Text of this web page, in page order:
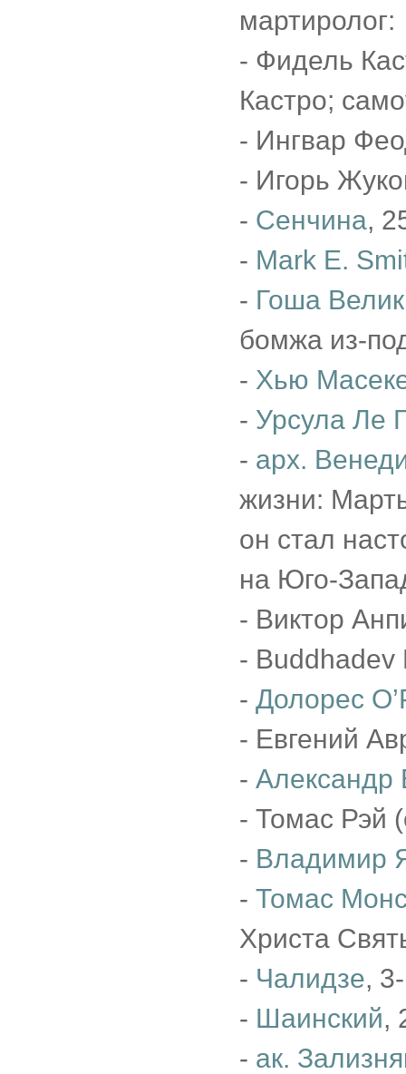
мартиролог:
- Фидель
Кастро;
- Ингвар
- Игорь
- Сенчина,
- Mark E.
- Гоша
бомжа из-
- Хью
- Урсула Ле
- арх.
жизни:
он стал
на Юго-
- Виктор
- Buddhadev
- Долорес
- Евгений
- Александр
- Томас Рэй
- Владимир
- Томас
Христа
- Чалидзе,
- Шаинский,
- ак.